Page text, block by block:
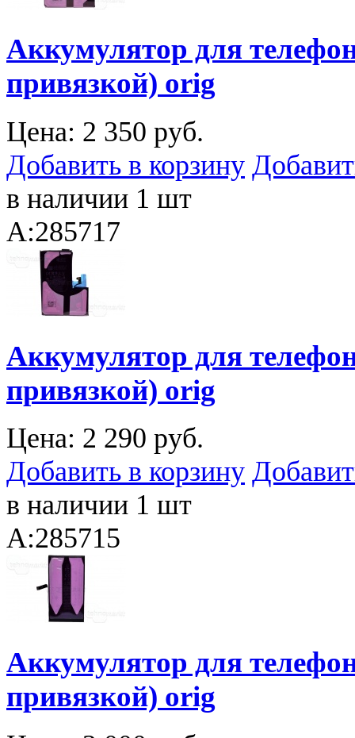
Аккумулятор для
привязкой) orig
Цена: 2 350 руб.
Добавить в корзину
в наличии 1 шт
A:285717
Аккумулятор для
привязкой) orig
Цена: 2 290 руб.
Добавить в корзину
в наличии 1 шт
A:285715
Аккумулятор для
привязкой) orig